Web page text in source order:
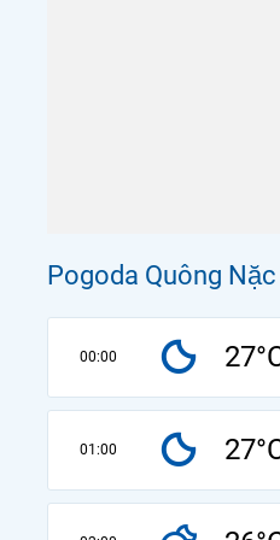
Pogoda Quông
00:00
01:00